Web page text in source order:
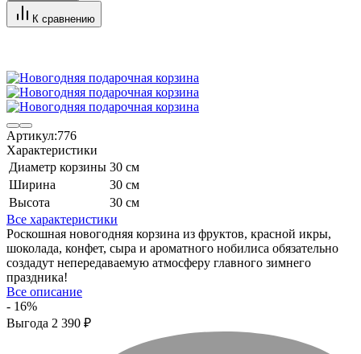
К сравнению
Артикул:776
Характеристики
Диаметр корзины 30 см
Ширина
30 см
Высота
30 см
Все характеристики
Роскошная новогодняя корзина из фруктов, красной икры,
шоколада, конфет, сыра и ароматного нобилиса обязательно
создадут непередаваемую атмосферу главного зимнего
праздника!
Все описание
- 16%
Выгода 2 390 ₽